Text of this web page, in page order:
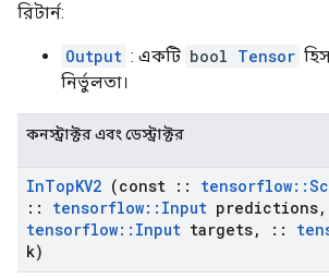
রিটার্ন:
Output : একটি bool Tensor
নির্ভুলতা।
কনস্ট্রাক্টর এবং ডেস্ট্রাক্টর
InTopKV2 (const :: tensorflow::
::
tensorflow:: Input predictions,
tensorflow:: Input targets, ::
k)